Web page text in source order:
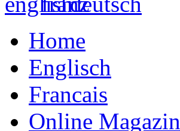
Home
Englisch
Francais
Online Magazin